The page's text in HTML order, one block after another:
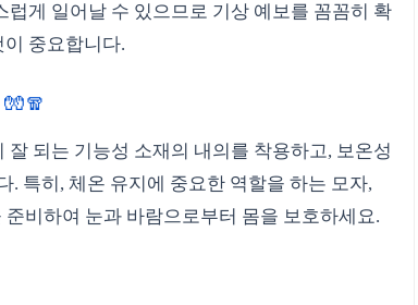
게 일어날 수 있으므로 기상 예보를 꼼꼼히 확
중요합니다.
되는 기능성 소재의 내의를 착용하고, 보온성
. 특히, 체온 유지에 중요한 역할을 하는 모자,
비하여 눈과 바람으로부터 몸을 보호하세요.